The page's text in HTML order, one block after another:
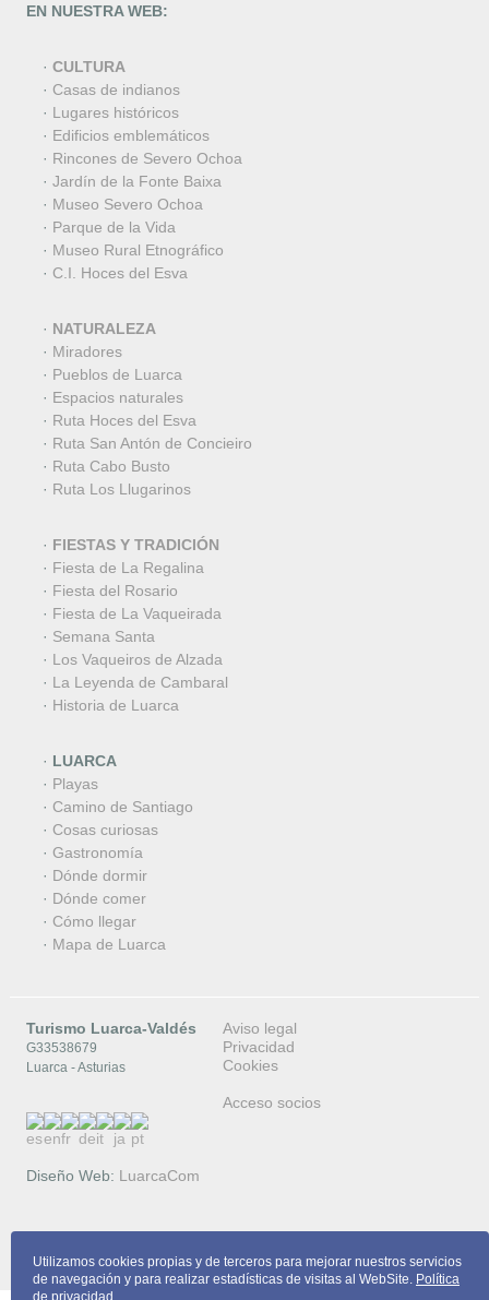
EN NUESTRA WEB:
· CULTURA
· Casas de indianos
· Lugares históricos
· Edificios emblemáticos
· Rincones de Severo Ochoa
· Jardín de la Fonte Baixa
· Museo Severo Ochoa
· Parque de la Vida
· Museo Rural Etnográfico
· C.I. Hoces del Esva
· NATURALEZA
· Miradores
· Pueblos de Luarca
· Espacios naturales
· Ruta Hoces del Esva
· Ruta San Antón de Concieiro
· Ruta Cabo Busto
· Ruta Los Llugarinos
· FIESTAS Y TRADICIÓN
· Fiesta de La Regalina
· Fiesta del Rosario
· Fiesta de La Vaqueirada
· Semana Santa
· Los Vaqueiros de Alzada
· La Leyenda de Cambaral
· Historia de Luarca
· LUARCA
· Playas
· Camino de Santiago
· Cosas curiosas
· Gastronomía
· Dónde dormir
· Dónde comer
· Cómo llegar
· Mapa de Luarca
Turismo Luarca-Valdés
G33538679
Luarca - Asturias
Aviso legal
Privacidad
Cookies
Acceso socios
Diseño Web: LuarcaCom
Copyright © 2026 Turismo Luarca-Valdés
Utilizamos cookies propias y de terceros para mejorar nuestros servicios
de navegación y para realizar estadísticas de visitas al WebSite. Política
de privacidad